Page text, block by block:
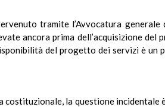
tramite l’Avvocatura
ancora prima dell’acquisizione
del progetto dei servizi è
la questione incidentale